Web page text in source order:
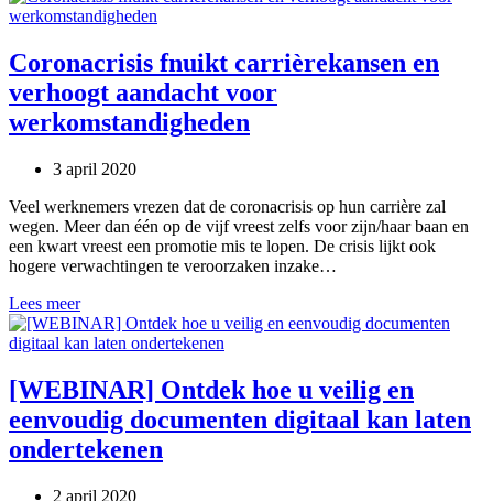
voor
tijdsonafhankelijk
werken
Coronacrisis fnuikt carrièrekansen en
verhoogt aandacht voor
werkomstandigheden
3 april 2020
Veel werknemers vrezen dat de coronacrisis op hun carrière zal
wegen. Meer dan één op de vijf vreest zelfs voor zijn/haar baan en
een kwart vreest een promotie mis te lopen. De crisis lijkt ook
hogere verwachtingen te veroorzaken inzake…
Lees meerCoronacrisis
fnuikt
carrièrekansen
verhoogt
aandacht
voor
werkomstandigheden
[WEBINAR] Ontdek hoe u veilig en
eenvoudig documenten digitaal kan laten
ondertekenen
2 april 2020